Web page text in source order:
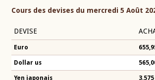
Cours des devises du mercredi 5 Août
DEVISE
Euro
Dollar us
Yen japonais 3,575